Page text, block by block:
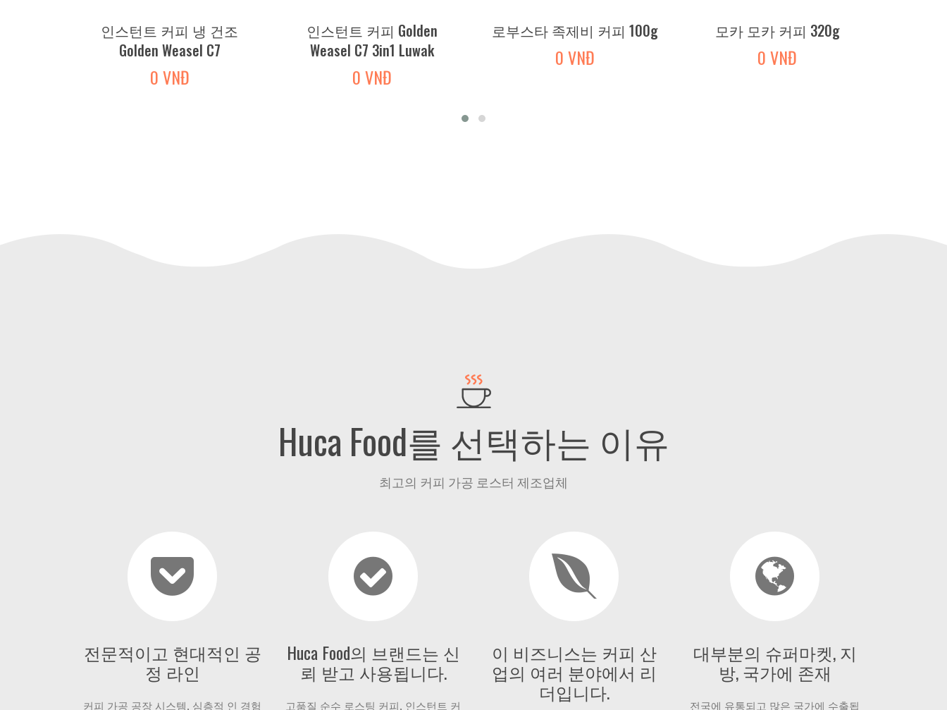
인스턴트 커피 냉 건조
Golden Weasel C7
0 VNĐ
인스턴트 커피 Golden
Weasel C7 3in1 Luwak
0 VNĐ
로부스타 족제비 커피 100g
0 VNĐ
모카 모카 커피 320g
0 VNĐ
Huca Food를 선택하는 이유
최고의 커피 가공 로스터 제조업체
전문적이고 현대적인 공
정 라인
커피 가공 공장 시스템, 심층적 인 경험
Huca Food의 브랜드는 신
뢰 받고 사용됩니다.
고품질 순수 로스팅 커피, 인스턴트 커
이 비즈니스는 커피 산
업의 여러 분야에서 리
더입니다.
대부분의 슈퍼마켓, 지
방, 국가에 존재
전국에 유통되고 많은 국가에 수출됩